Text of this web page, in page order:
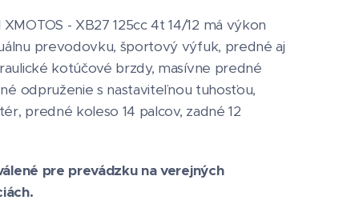
- XB27 125cc 4t 14/12 má výkon
prevodovku, športový výfuk, predné aj
kotúčové brzdy, masívne predné
odpruženie s nastaviteľnou tuhosťou,
predné koleso 14 palcov, zadné 12
pre prevádzku na verejných